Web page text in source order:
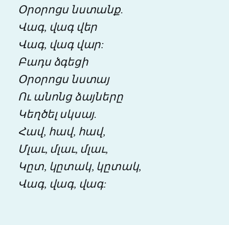
Օրօրոցս նստանք.
Վագ, վագ վեր
Վագ, վագ վար:
Բադս ձգեցի
Օրօրոցս նստայ
Ու անոնց ձայները
Կեղծել սկսայ.
Հավ, հավ, հավ,
Մլաւ, մլաւ, մլաւ,
Կըտ, կըտակ, կըտակ,
Վագ, վագ, վագ: